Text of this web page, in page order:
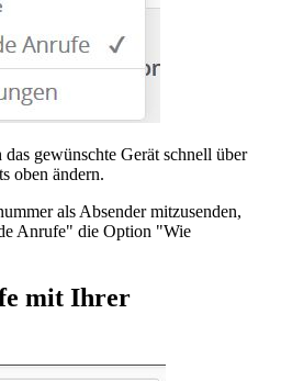
gewünschte Gerät schnell über
oben ändern.
als Absender mitzusenden,
Anrufe" die Option "Wie
mit Ihrer